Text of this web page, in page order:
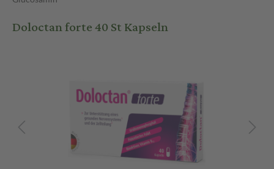
Doloctan forte 40 St Kapseln